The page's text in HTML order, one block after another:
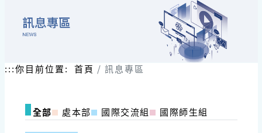
:::你目前位置: 首頁 訊息專區
全部 處本部 國際交流組 國際師生組